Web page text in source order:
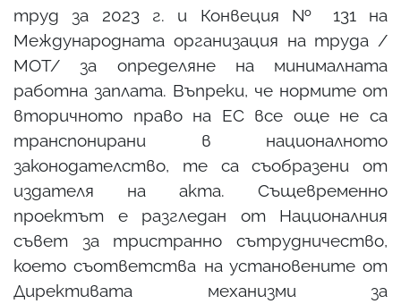
труд за 2023 г. и Конвеция № 131 на
Международната организация на труда /
МОТ/ за определяне на минималната
работна заплата. Въпреки, че нормите от
вторичното право на ЕС все още не са
транспонирани в националното
законодателство, те са съобразени от
издателя на акта. Същевременно
проектът е разгледан от Националния
съвет за тристранно сътрудничество,
което съответства на установените от
Директивата механизми за